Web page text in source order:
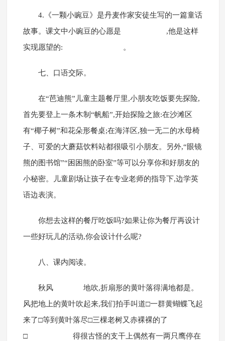
4.《一颗小豌豆》是丹麦作家安徒生写的一篇童话
故事。课文中小豌豆的心愿是 ,他是这样
实现愿望的: 。
七、口语交际。
在“芭迪熊”儿童主题餐厅里,小朋友吃饭要先探险,
首先要登上一条木制“帆船”,开始探险之旅:在沙滩区
有“椰子树”和花朵形餐桌;在海洋区,独一无二的水母椅
子、可爱的大蘑菇饮料站都很吸引小朋友。另外,“眼镜
熊的图书馆”“困困熊的卧室”等可以分享你和好朋友的
小秘密。儿童剧场让孩子在专业老师的指导下,边学英
语边表演。
你想去这样的餐厅吃饭吗?如果让你为餐厅再设计
一些好玩儿的活动,你会设计什么呢?
八、课内阅读。
秋风 地吹,折扇形的黄叶落得满地都是。
风把地上的黄叶吹起来,我们拍手叫道□一群黄蝴蝶飞起
来了□等到黄叶落尽□三棵老树又赤裸裸的了
□ 得很古怪的支干上偶然有一两只鹰停在